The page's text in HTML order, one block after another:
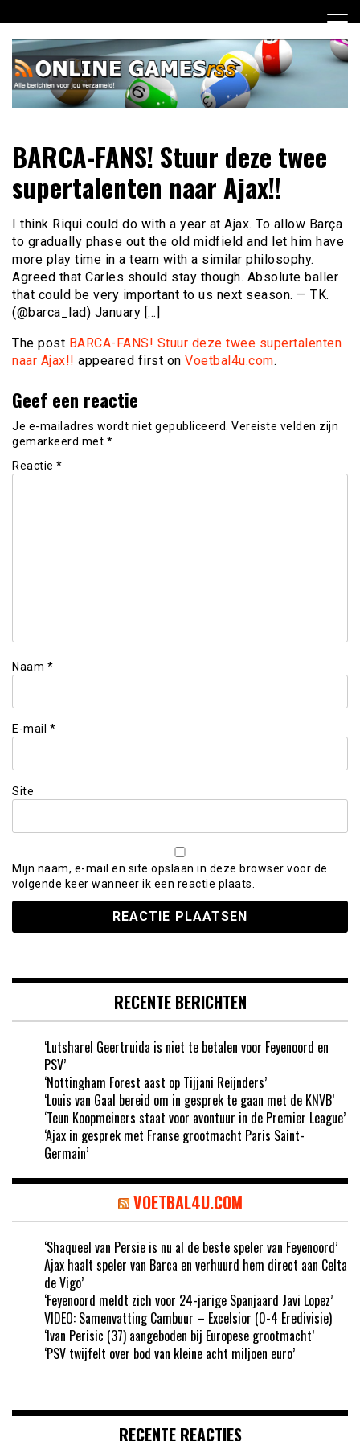
naar
inhoud
Online Games RSS
verzameld
BARCA-FANS! Stuur deze twee
supertalenten naar Ajax!!
I think Riqui could do with a year at Ajax. To allow Barça
to gradually phase out the old midfield and let him have
more play time in a team with a similar philosophy.
Agreed that Carles should stay though. Absolute baller
that could be very important to us next season. — TK.
(@barca_lad) January […]
The post BARCA-FANS! Stuur deze twee supertalenten
naar Ajax!! appeared first on Voetbal4u.com.
Geef een reactie
Je e-mailadres wordt niet gepubliceerd. Vereiste velden zijn
gemarkeerd met *
Reactie *
Naam *
E-mail *
Site
Mijn naam, e-mail en site opslaan in deze browser voor de
volgende keer wanneer ik een reactie plaats.
RECENTE BERICHTEN
‘Lutsharel Geertruida is niet te betalen voor Feyenoord en
PSV’
‘Nottingham Forest aast op Tijjani Reijnders’
‘Louis van Gaal bereid om in gesprek te gaan met de KNVB’
‘Teun Koopmeiners staat voor avontuur in de Premier League’
‘Ajax in gesprek met Franse grootmacht Paris Saint-
Germain’
VOETBAL4U.COM
‘Shaqueel van Persie is nu al de beste speler van Feyenoord’
Ajax haalt speler van Barca en verhuurd hem direct aan Celta
de Vigo’
‘Feyenoord meldt zich voor 24-jarige Spanjaard Javi Lopez’
VIDEO: Samenvatting Cambuur – Excelsior (0-4 Eredivisie)
‘Ivan Perisic (37) aangeboden bij Europese grootmacht’
‘PSV twijfelt over bod van kleine acht miljoen euro’
RECENTE REACTIES